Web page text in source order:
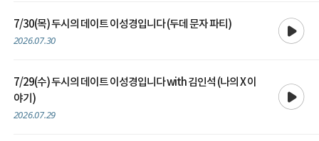
7/30(목) 두시의 데이트 이성경입니다 (두데 문자 파티)
2026.07.30
7/29(수) 두시의 데이트 이성경입니다 with 김인석 (나의 X 이
야기)
2026.07.29